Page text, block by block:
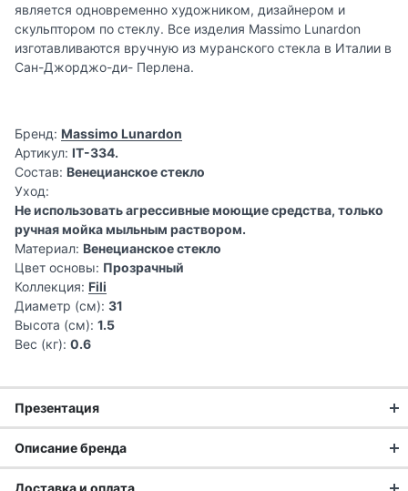
является одновременно художником, дизайнером и
скульптором по стеклу. Все изделия Massimo Lunardon
изготавливаются вручную из муранского стекла в Италии в
Сан-Джорджо-ди- Перлена.
Бренд: Massimo Lunardon
Артикул: IT-334.
Состав: Венецианское стекло
Уход:
Не использовать агрессивные моющие средства, только
ручная мойка мыльным раствором.
Материал: Венецианское стекло
Цвет основы: Прозрачный
Коллекция: Fili
Диаметр (см): 31
Высота (см): 1.5
Вес (кг): 0.6
Презентация
Описание бренда